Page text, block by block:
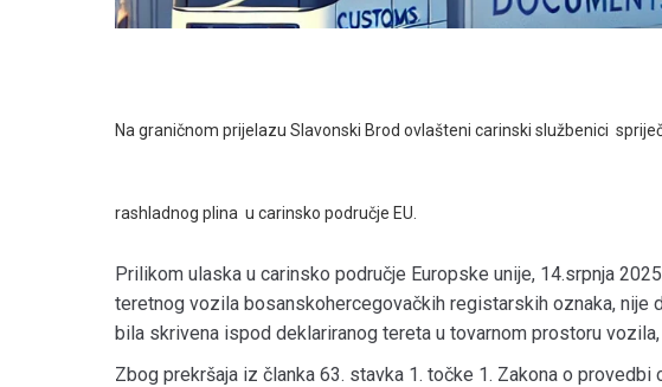
Na graničnom prijelazu Slavonski Brod ovlašteni carinski službenici
rashladnog plina u carinsko područje EU.
Prilikom ulaska u carinsko područje Europske unije, 14.srpnja
teretnog vozila bosanskohercegovačkih registarskih oznaka, nije
bila skrivena ispod deklariranog tereta u tovarnom prostoru
Zbog prekršaja iz članka 63. stavka 1. točke 1. Zakona o